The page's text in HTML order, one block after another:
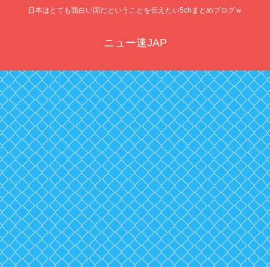
日本はとても面白い国だということを伝えたい5chまとめブログｗ
ニュー速JAP